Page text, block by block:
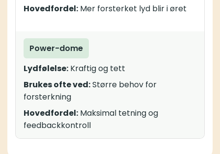
Hovedfordel: Mer forsterket lyd blir i øret
Power-dome
Lydfølelse: Kraftig og tett
Brukes ofte ved:Større behov for
forsterkning
Hovedfordel: Maksimal tetning og
feedbackkontroll